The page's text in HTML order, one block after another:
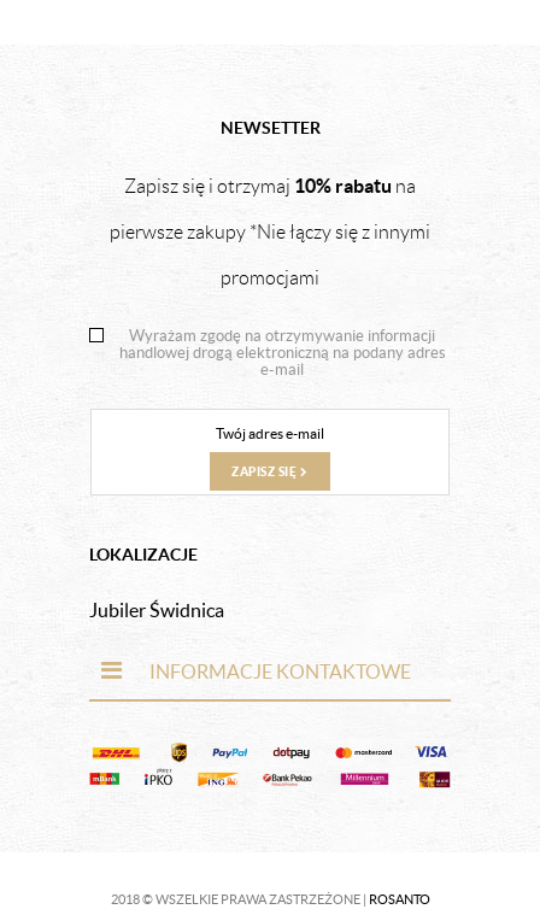
NEWSETTER
Zapisz się i otrzymaj 10% rabatu na
pierwsze zakupy *Nie łączy się z innymi
promocjami
Wyrażam zgodę na otrzymywanie informacji
handlowej drogą elektroniczną na podany adres
e-mail
ZAPISZ SIĘ
LOKALIZACJE
Jubiler Świdnica
INFORMACJE KONTAKTOWE
2018 © WSZELKIE PRAWA ZASTRZEŻONE | ROSANTO